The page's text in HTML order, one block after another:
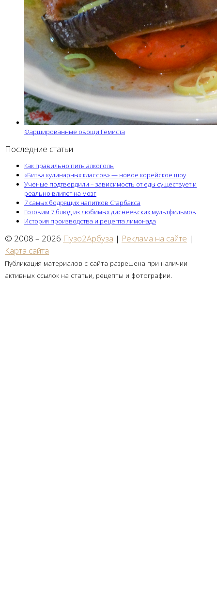
Фаршированные овощи Гемиста
Последние статьи
Как правильно пить алкоголь
«Битва кулинарных классов» — новое корейское шоу
Ученые подтвердили – зависимость от еды существует и
реально влияет на мозг
7 самых бодрящих напитков Старбакса
Готовим 7 блюд из любимых диснеевских мультфильмов
История производства и рецепта лимонада
© 2008 – 2026 Пузо2Арбуза | Реклама на сайте |
Карта сайта
Публикация материалов с сайта разрешена при наличии
активных ссылок на статьи, рецепты и фотографии.